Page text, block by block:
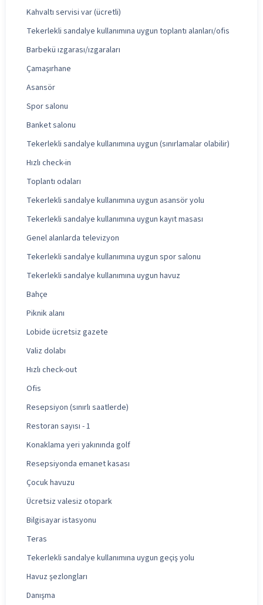
Kahvaltı servisi var (ücretli)
Tekerlekli sandalye kullanımına uygun toplantı alanları/ofis
Barbekü ızgarası/ızgaraları
Çamaşırhane
Asansör
Spor salonu
Banket salonu
Tekerlekli sandalye kullanımına uygun (sınırlamalar olabilir)
Hızlı check-in
Toplantı odaları
Tekerlekli sandalye kullanımına uygun asansör yolu
Tekerlekli sandalye kullanımına uygun kayıt masası
Genel alanlarda televizyon
Tekerlekli sandalye kullanımına uygun spor salonu
Tekerlekli sandalye kullanımına uygun havuz
Bahçe
Piknik alanı
Lobide ücretsiz gazete
Valiz dolabı
Hızlı check-out
Ofis
Resepsiyon (sınırlı saatlerde)
Restoran sayısı - 1
Konaklama yeri yakınında golf
Resepsiyonda emanet kasası
Çocuk havuzu
Ücretsiz valesiz otopark
Bilgisayar istasyonu
Teras
Tekerlekli sandalye kullanımına uygun geçiş yolu
Havuz şezlongları
Danışma